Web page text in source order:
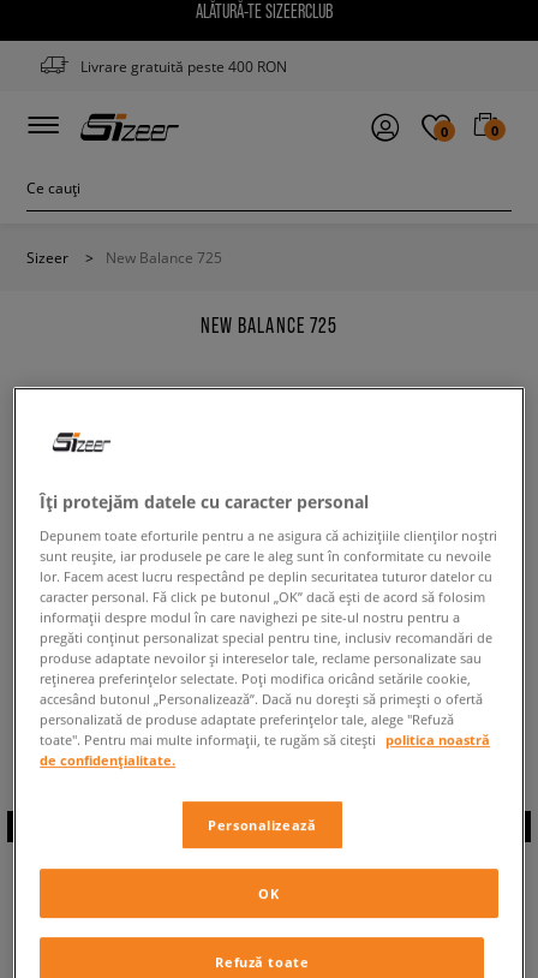
ALĂTURĂ-TE SIZEERCLUB
Livrare gratuită peste 400 RON
0 0
Sizeer > New Balance 725
NEW BALANCE 725
puține filtre.
ÎNAPOI LA MAGAZIN
◾️ Sunt0produse din categoriaBărbați
New Balance 725◾️
ABONEAZĂ-TE LA
NEWSLETTER
Îți protejăm datele cu caracter personal
Depunem toate eforturile pentru a ne asigura că achizițiile clienților noștri
sunt reușite, iar produsele pe care le aleg sunt în conformitate cu nevoile
lor. Facem acest lucru respectând pe deplin securitatea tuturor datelor cu
caracter personal. Fă click pe butonul „OK” dacă ești de acord să folosim
informații despre modul în care navighezi pe site-ul nostru pentru a
pregăti conținut personalizat special pentru tine, inclusiv recomandări de
produse adaptate nevoilor și intereselor tale, reclame personalizate sau
reținerea preferințelor selectate. Poți modifica oricând setările cookie,
accesând butonul „Personalizează”. Dacă nu dorești să primești o ofertă
personalizată de produse adaptate preferințelor tale, alege "Refuză
toate". Pentru mai multe informații, te rugăm să citești
politica noastră
de confidențialitate.
Personalizează
Refuză toate
OK